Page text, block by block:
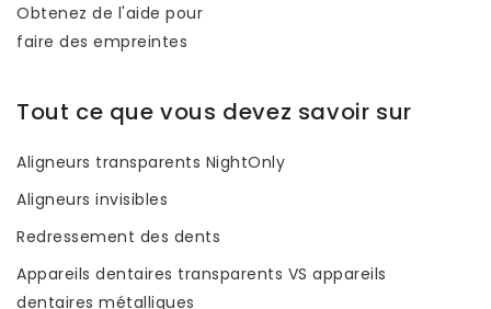
Obtenez de l'aide pour
faire des empreintes
Tout ce que vous devez savoir sur
Aligneurs transparents NightOnly
Aligneurs invisibles
Redressement des dents
Appareils dentaires transparents VS appareils
dentaires métalliques